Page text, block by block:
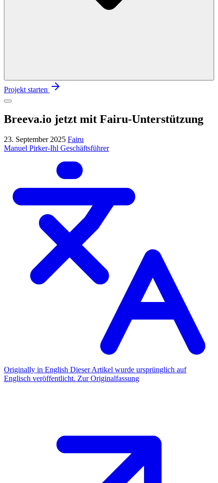
Projekt starten
Breeva.io jetzt mit Fairu-Unterstützung
23. September 2025 Fairu
Manuel Pirker-Ihl Geschäftsführer
Originally in English Dieser Artikel wurde ursprünglich auf
Englisch veröffentlicht. Zur Originalfassung